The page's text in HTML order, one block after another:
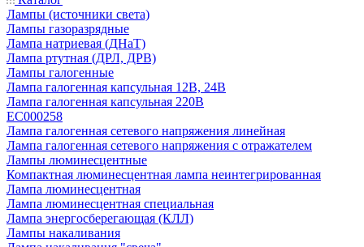
Лампы (источники света)
Лампы газоразрядные
Лампа натриевая (ДНаТ)
Лампа ртутная (ДРЛ, ДРВ)
Лампы галогенные
Лампа галогенная капсульная 12В, 24В
Лампа галогенная капсульная 220В
EC000258
Лампа галогенная сетевого напряжения линейная
Лампа галогенная сетевого напряжения с отражателем
Лампы люминесцентные
Компактная люминесцентная лампа неинтегрированная
Лампа люминесцентная
Лампа люминесцентная специальная
Лампа энергосберегающая (КЛЛ)
Лампы накаливания